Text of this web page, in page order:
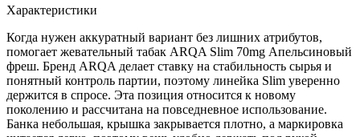
Характеристики
Когда нужен аккуратный вариант без лишних атрибутов,
помогает жевательный табак ARQA Slim 70mg Апельсиновый
фреш. Бренд ARQA делает ставку на стабильность сырья и
понятный контроль партии, поэтому линейка Slim уверенно
держится в спросе. Эта позиция относится к новому
поколению и рассчитана на повседневное использование.
Банка небольшая, крышка закрывается плотно, а маркировка